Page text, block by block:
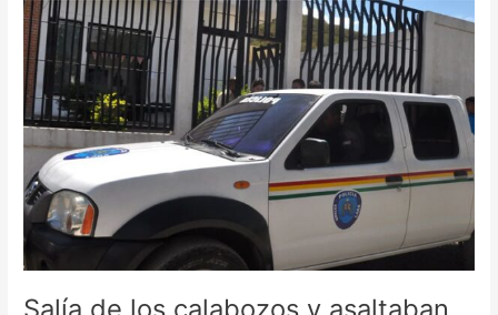
Salía
de
los
calabozos
asaltaban
con
el
arma
un